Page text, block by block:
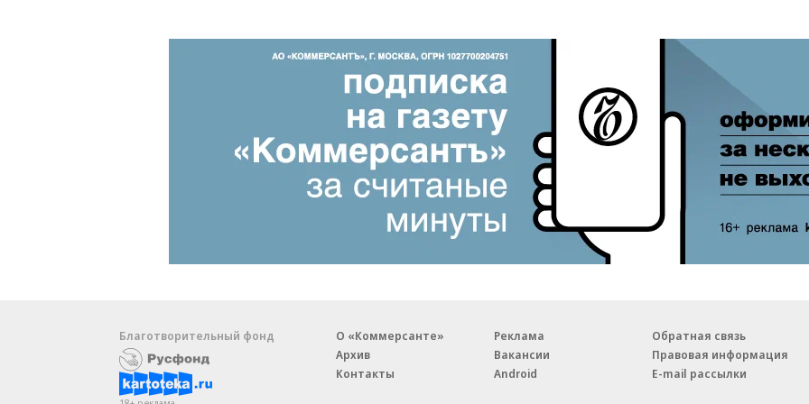
Благотворительный фонд
О «Коммерсанте»
Архив
Контакты
Реклама
Вакансии
Android
Обратная связь
Правовая информация
E-mail рассылки